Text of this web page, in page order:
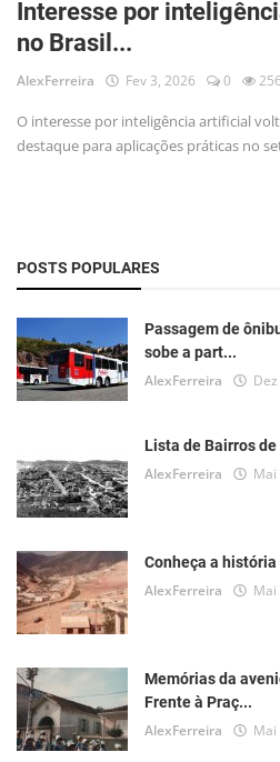
Musica
Contato
Contribua
Entrar
Registrar
Portuguese
Interesse por
no Brasil...
AlexFerreira Fev 3, 2026 0 256
O interesse por inteligência artificial
destaque para aplicações práticas no
POSTS POPULARES
Passagem de
sobe a part...
AlexFerreira
Lista de Bairros de
AlexFerreira Mai
Conheça a
AlexFerreira Mai
Memórias da
Frente à Praç...
AlexFerreira Mai